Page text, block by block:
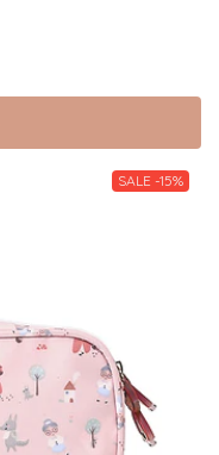
SALE -15%